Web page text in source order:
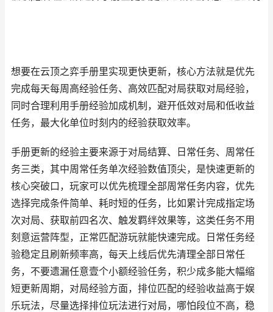
想要在云顶之弈手册里实现更快更新，核心方法就是优先
完成每天每周高经验任务、高效匹配对局获取对局经验，
同时合理利用手册经验加成机制，避开低效对局和低收益
任务，最大化单位时刻内的经验获取效率。
手册更新的经验主要来源于对局结算、日常任务、周常任
务三类，其中周常任务单次经验数值顶尖，是快速更新的
核心突破口，玩家可以优先梳理全部周常任务内容，优先
选择完成条件简单、耗时短的任务，比如累计完成指定场
次对局、获取前四名次、触发羁绊效果等，这类任务不用
刻意运营阵型，正常匹配游玩就能快速完成。日常任务经
验稳定且刷新频率高，每天上线后优先清理全部日常任
务，不要遗漏任意壹个小额经验任务，积少成多能大幅缩
短更新周期，对局经验方面，排位匹配的经验收益高于娱
乐玩法，尽量选择排位玩法进行对局，哪怕段位不高，稳